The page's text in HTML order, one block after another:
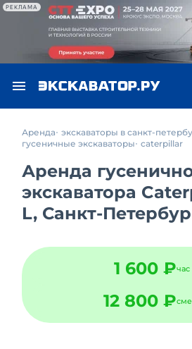
РЕКЛАМА
Аренда экскаваторы в санкт-
гусеничные экскаваторы caterpillar
Аренда
экскаватора
L, Санкт-
1 600 ₽час
12 800 ₽